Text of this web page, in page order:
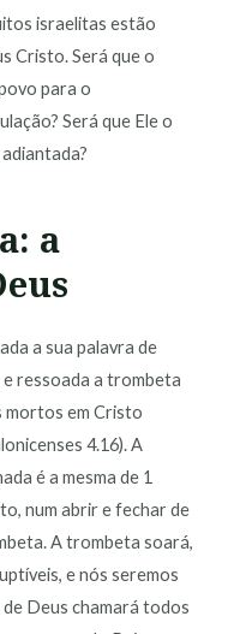
israelitas estão
Cristo. Será que o
para o
Será que Ele o
a
a sua palavra de
ressoada a trombeta
mortos em Cristo
4.16). A
é a mesma de 1
num abrir e fechar de
A trombeta soará,
e nós seremos
Deus chamará todos